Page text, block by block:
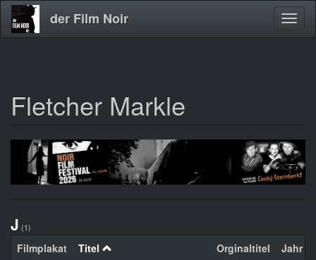
Direkt
zum
der Film Noir
Fletcher Markle
J (1)
Filmplakat Titel Orginaltitel Jahr